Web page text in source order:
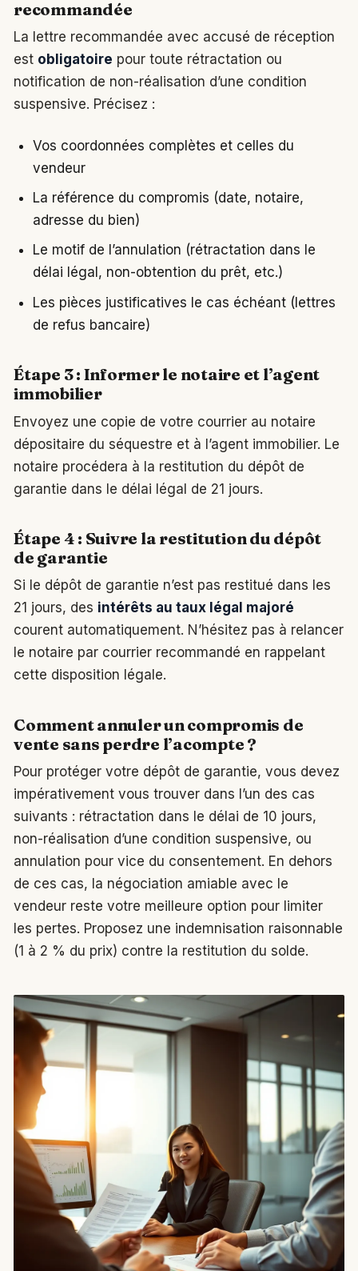
recommandée
La lettre recommandée avec accusé de réception
est obligatoire pour toute rétractation ou
notification de non-réalisation d’une condition
suspensive. Précisez :
Vos coordonnées complètes et celles du
vendeur
La référence du compromis (date, notaire,
adresse du bien)
Le motif de l’annulation (rétractation dans le
délai légal, non-obtention du prêt, etc.)
Les pièces justificatives le cas échéant (lettres
de refus bancaire)
Étape 3 : Informer le notaire et l’agent
immobilier
Envoyez une copie de votre courrier au notaire
dépositaire du séquestre et à l’agent immobilier. Le
notaire procédera à la restitution du dépôt de
garantie dans le délai légal de 21 jours.
Étape 4 : Suivre la restitution du dépôt
de garantie
Si le dépôt de garantie n’est pas restitué dans les
21 jours, des intérêts au taux légal majoré
courent automatiquement. N’hésitez pas à relancer
le notaire par courrier recommandé en rappelant
cette disposition légale.
Comment annuler un compromis de
vente sans perdre l’acompte ?
Pour protéger votre dépôt de garantie, vous devez
impérativement vous trouver dans l’un des cas
suivants : rétractation dans le délai de 10 jours,
non-réalisation d’une condition suspensive, ou
annulation pour vice du consentement. En dehors
de ces cas, la négociation amiable avec le
vendeur reste votre meilleure option pour limiter
les pertes. Proposez une indemnisation raisonnable
(1 à 2 % du prix) contre la restitution du solde.